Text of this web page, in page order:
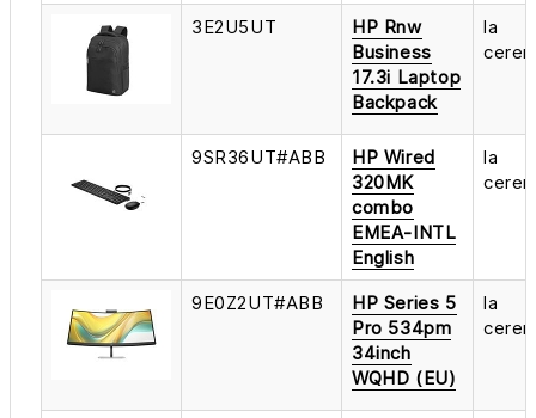
3E2U5UT
HP Rnw
Business
17.3i Laptop
Backpack
la
9SR36UT#ABB
HP Wired
320MK
combo
EMEA-INTL
English
la
9E0Z2UT#ABB
HP Series 5
Pro 534pm
34inch
WQHD (EU)
la